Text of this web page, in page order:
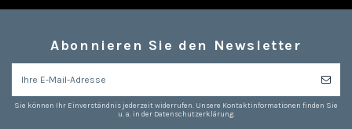
Abonnieren Sie den Newsletter
Sie können Ihr Einverständnis jederzeit widerrufen. Unsere Kontaktinformationen finden Sie
u. a. in der Datenschutzerklärung.